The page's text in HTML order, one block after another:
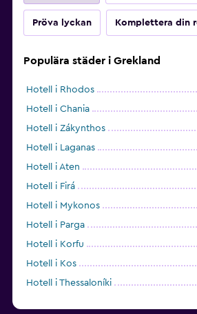
Pröva lyckan Komplettera din
Populära städer i Grekland
Hotell i Rhodos
Hotell i Chania
Hotell i Zákynthos
Hotell i Laganas
Hotell i Aten
Hotell i Firá
Hotell i Mykonos
Hotell i Parga
Hotell i Korfu
Hotell i Kos
Hotell i Thessaloníki